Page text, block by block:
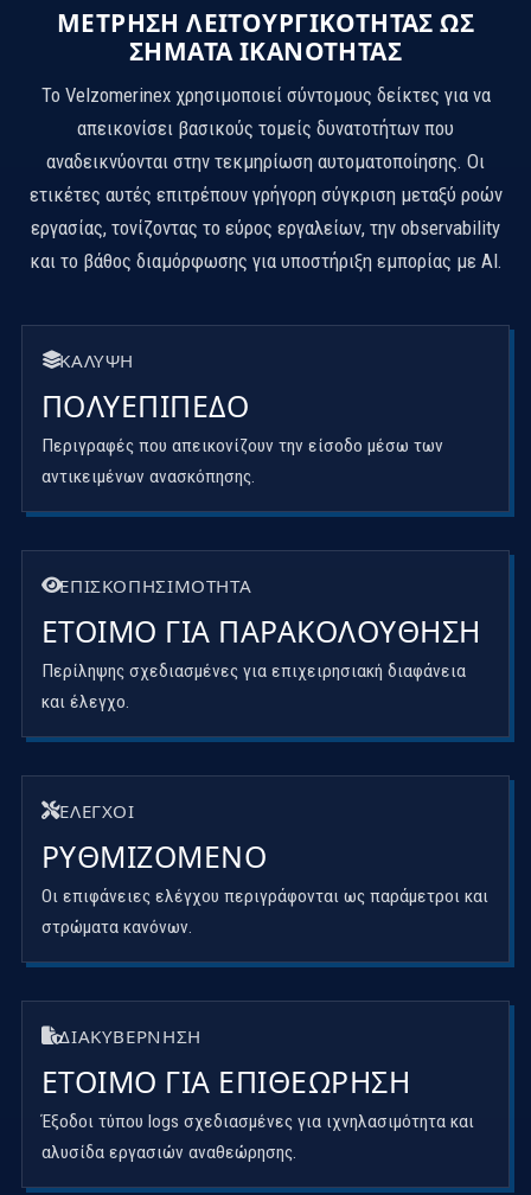
ΜΈΤΡΗΣΗ ΛΕΙΤΟΥΡΓΙΚΌΤΗΤΑΣ ΩΣ
ΣΉΜΑΤΑ ΙΚΑΝΌΤΗΤΑΣ
Το Velzomerinex χρησιμοποιεί σύντομους δείκτες για να
απεικονίσει βασικούς τομείς δυνατοτήτων που
αναδεικνύονται στην τεκμηρίωση αυτοματοποίησης. Οι
ετικέτες αυτές επιτρέπουν γρήγορη σύγκριση μεταξύ ροών
εργασίας, τονίζοντας το εύρος εργαλείων, την observability
και το βάθος διαμόρφωσης για υποστήριξη εμπορίας με AI.
ΚΆΛΥΨΗ
ΠΟΛΥΕΠΊΠΕΔΟ
Περιγραφές που απεικονίζουν την είσοδο μέσω των
αντικειμένων ανασκόπησης.
ΕΠΙΣΚΟΠΉΣΙΜΌΤΗΤΑ
ΈΤΟΙΜΟ ΓΙΑ ΠΑΡΑΚΟΛΟΎΘΗΣΗ
Περίληψης σχεδιασμένες για επιχειρησιακή διαφάνεια
και έλεγχο.
ΈΛΕΓΧΟΙ
ΡΥΘΜΙΖΌΜΕΝΟ
Οι επιφάνειες ελέγχου περιγράφονται ως παράμετροι και
στρώματα κανόνων.
ΔΙΑΚΥΒΈΡΝΗΣΗ
ΈΤΟΙΜΟ ΓΙΑ ΕΠΊΘΕΩΡΗΣΗ
Έξοδοι τύπου logs σχεδιασμένες για ιχνηλασιμότητα και
αλυσίδα εργασιών αναθεώρησης.